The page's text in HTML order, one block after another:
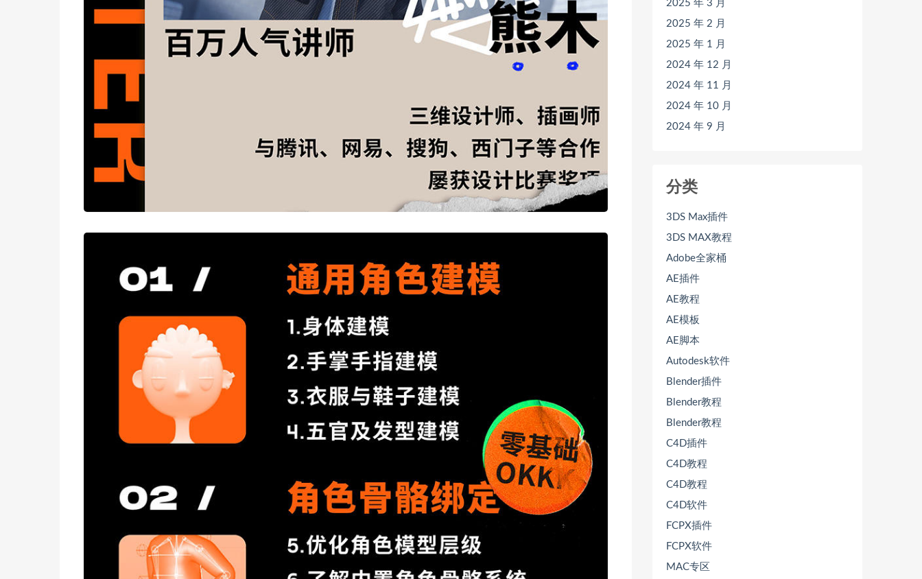
2025 年 3 月
2025 年 2 月
2025 年 1 月
2024 年 12 月
2024 年 11 月
2024 年 10 月
2024 年 9 月
分类
3DS Max插件
3DS MAX教程
Adobe全家桶
AE插件
AE教程
AE模板
AE脚本
Autodesk软件
Blender插件
Blender教程
Blender教程
C4D插件
C4D教程
C4D教程
C4D软件
FCPX插件
FCPX软件
MAC专区